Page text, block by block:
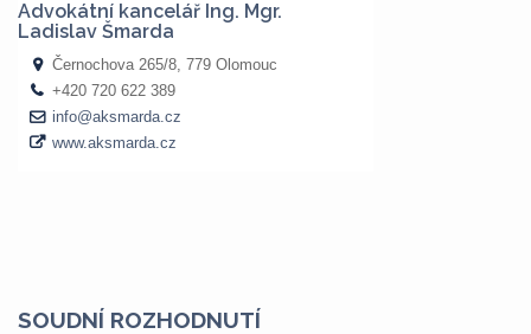
SOUDNÍ ROZHODNUTÍ